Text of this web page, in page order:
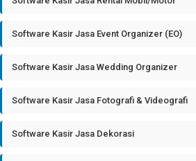
Software Kasir Jasa Event Organizer (EO)
Software Kasir Jasa Wedding Organizer
Software Kasir Jasa Fotografi & Videografi
Software Kasir Jasa Dekorasi